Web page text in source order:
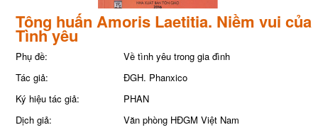
Tông huấn Amoris Laetitia. Niềm vui của
Tình yêu
Phụ đề:
Về tình yêu trong gia đình
Tác giả:
ĐGH. Phanxico
Ký hiệu tác giả:
PHAN
Dịch giả:
Văn phòng HĐGM Việt Nam